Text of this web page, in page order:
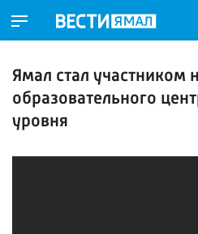
Ямал стал участником
образовательного
уровня